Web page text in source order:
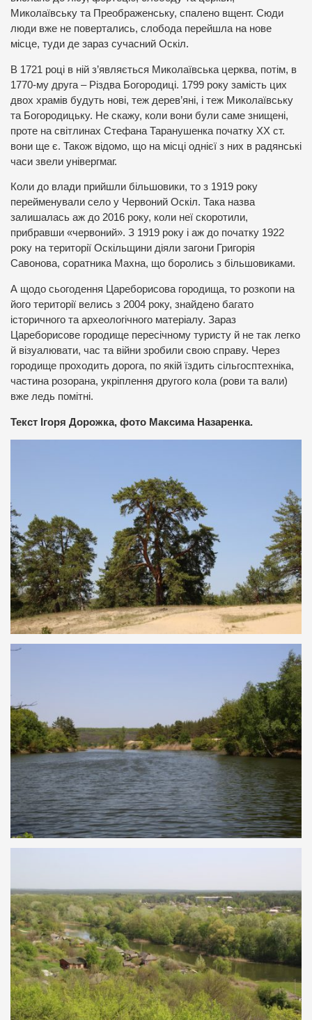
Миколаївську та Преображенську, спалено вщент. Сюди
люди вже не повертались, слобода перейшла на нове
місце, туди де зараз сучасний Оскіл.
В 1721 році в ній з’являється Миколаївська церква, потім, в
1770-му друга – Різдва Богородиці. 1799 року замість цих
двох храмів будуть нові, теж дерев’яні, і теж Миколаївську
та Богородицьку. Не скажу, коли вони були саме знищені,
проте на світлинах Стефана Таранушенка початку ХХ ст.
вони ще є. Також відомо, що на місці однієї з них в радянські
часи звели універгмаг.
Коли до влади прийшли більшовики, то з 1919 року
перейменували село у Червоний Оскіл. Така назва
залишалась аж до 2016 року, коли неї скоротили,
прибравши «червоний». З 1919 року і аж до початку 1922
року на території Оскільщини діяли загони Григорія
Савонова, соратника Махна, що боролись з більшовиками.
А щодо сьогодення Цареборисова городища, то розкопи на
його території велись з 2004 року, знайдено багато
історичного та археологічного матеріалу. Зараз
Цареборисове городище пересічному туристу й не так легко
й візуалювати, час та війни зробили свою справу. Через
городище проходить дорога, по якій їздить сільгосптехніка,
частина розорана, укріплення другого кола (рови та вали)
вже ледь помітні.
Текст Ігоря Дорожка, фото Максима Назаренка.